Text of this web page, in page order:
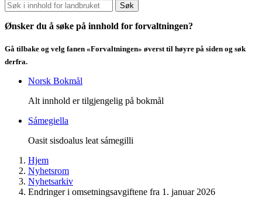
Søk
Ønsker du å søke på innhold for forvaltningen?
Gå tilbake og velg fanen «Forvaltningen» øverst til høyre på siden og søk
derfra.
Norsk Bokmål
Alt innhold er tilgjengelig på bokmål
Sámegiella
Oasit sisdoalus leat sámegilli
Hjem
Nyhetsrom
Nyhetsarkiv
Endringer i omsetningsavgiftene fra 1. januar 2026